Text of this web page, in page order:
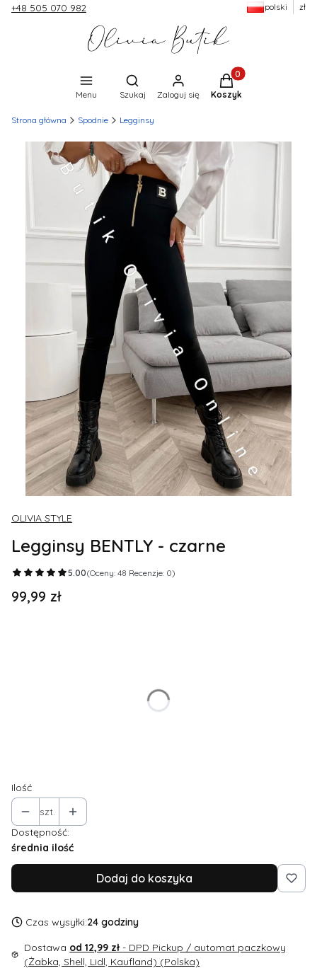
+48 505 070 982 polski zł
Menu
Otwórz wyszukiwarkę
Szukaj Zaloguj się
Produkty w
Koszyk
Strona główna Spodnie Legginsy
OLIVIA STYLE
Legginsy BENTLY - czarne
5.00(Oceny: 48 Recenzje: 0)
Cena
99,99 zł
Ilość
szt.
Dostępność:
średnia ilość
Dodaj do koszyka
Czas wysyłki:24 godziny
Dostawa od 12,99 zł - DPD Pickup / automat paczkowy
(Żabka, Shell, Lidl, Kaufland) (Polska)